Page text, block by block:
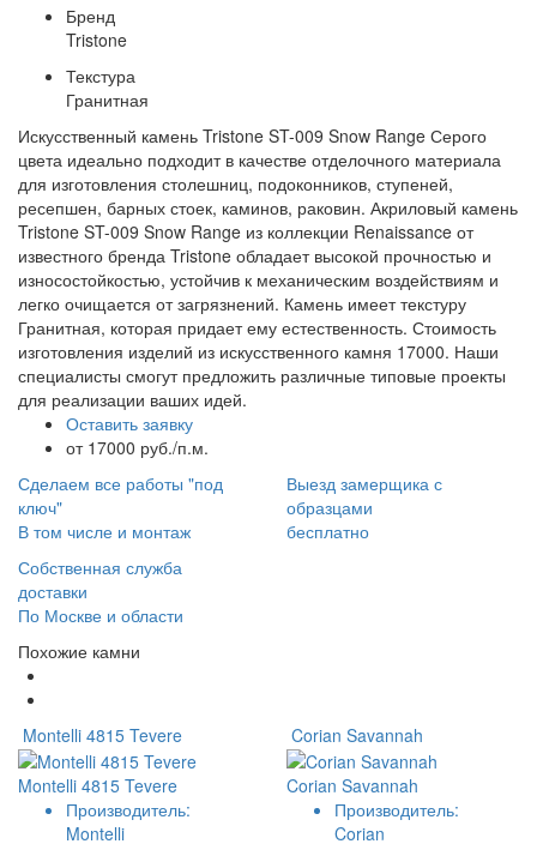
Бренд
Tristone
Текстура
Гранитная
Искусственный камень Tristone ST-009 Snow Range Серого
цвета идеально подходит в качестве отделочного материала
для изготовления столешниц, подоконников, ступеней,
ресепшен, барных стоек, каминов, раковин. Акриловый камень
Tristone ST-009 Snow Range из коллекции Renaissance от
известного бренда Tristone обладает высокой прочностью и
износостойкостью, устойчив к механическим воздействиям и
легко очищается от загрязнений. Камень имеет текстуру
Гранитная, которая придает ему естественность. Стоимость
изготовления изделий из искусственного камня 17000. Наши
специалисты смогут предложить различные типовые проекты
для реализации ваших идей.
Оставить заявку
от 17000 руб./п.м.
Сделаем все работы "под
ключ"
В том числе и монтаж
Выезд замерщика с
образцами
бесплатно
Собственная служба
доставки
По Москве и области
Похожие камни
Montelli 4815 Tevere
Montelli 4815 Tevere
Производитель:
Montelli
Corian Savannah
Corian Savannah
Производитель:
Corian